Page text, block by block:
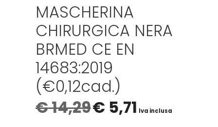
MASCHERINA
CHIRURGICA NERA
BRMED CE EN
14683:2019
(€0,12cad.)
€14,29€ 5,71 Iva inclusa